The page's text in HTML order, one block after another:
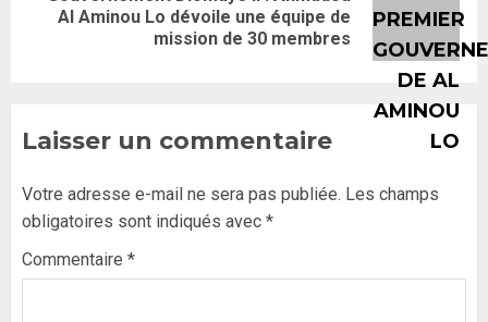
Al Aminou Lo dévoile une équipe de
mission de 30 membres
Laisser un commentaire
Votre adresse e-mail ne sera pas publiée. Les champs
obligatoires sont indiqués avec *
Commentaire *